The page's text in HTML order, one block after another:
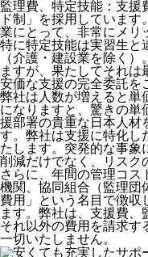
監理費、特定技能：支援
ド制」を採用 しています
業にとって、非常にメリ
特に特定技能は実習生と
（介護・建設業を除く
ますが、果たしてそれは
安価な支援の完全委託を
弊社は人数が増えると単
になりますと、驚きの単
援部署の貴重な日本人材
す。弊社は支援に特化し
たします。突発的な事象
削減だけでなく、リスク
さらに、年間の管理コス
機関、協同組合（監理団
費用」という名目で徴収
ます。弊社は、支援費、
それ以外の費用を請求す
一切いたしません。